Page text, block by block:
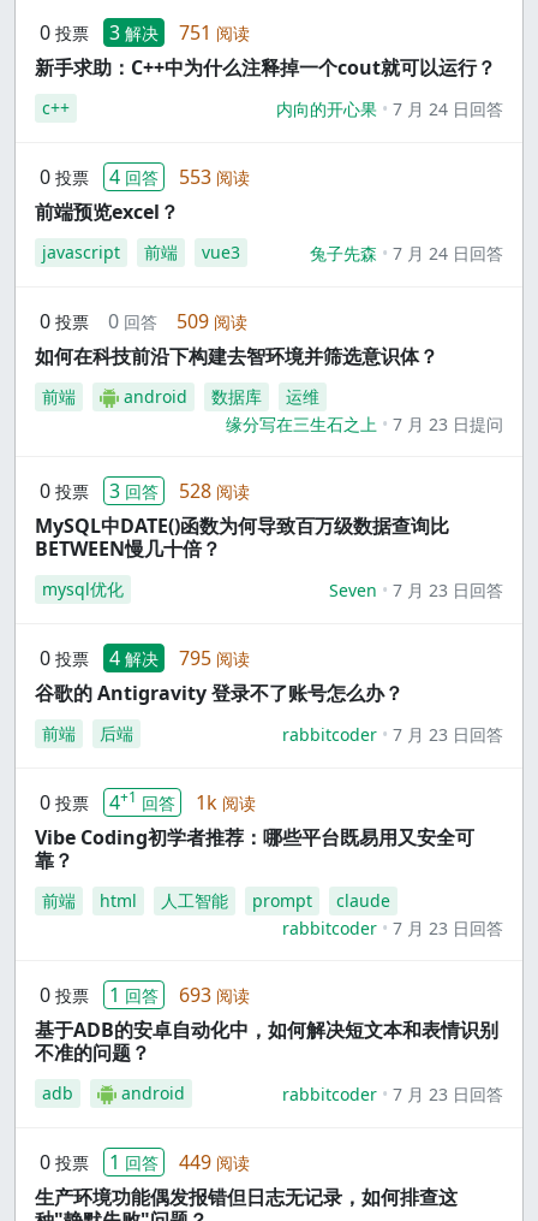
0 投票 3 解决 751 阅读
新手求助：C++中为什么注释掉一个cout就可以运行？
c++ 内向的开心果 7 月 24 日回答
0 投票 4 回答 553 阅读
前端预览excel？
javascript 前端 vue3 兔子先森 7 月 24 日回答
0 投票 0 回答 509 阅读
如何在科技前沿下构建去智环境并筛选意识体？
前端 android 数据库
运维
缘分写在三生石之上
7 月 23 日提问
0 投票 3 回答 528 阅读
MySQL中DATE()函数为何导致百万级数据查询比
BETWEEN慢几十倍？
mysql优化 Seven 7 月 23 日回答
0 投票 4 解决 795 阅读
谷歌的 Antigravity 登录不了账号怎么办？
前端 后端 rabbitcoder 7 月 23 日回答
0 投票 4+1 回答 1k 阅读
Vibe Coding初学者推荐：哪些平台既易用又安全可
靠？
前端 html 人工智能 prompt
claude
rabbitcoder
7 月 23 日回答
0 投票 1 回答 693 阅读
基于ADB的安卓自动化中，如何解决短文本和表情识别
不准的问题？
adb android rabbitcoder 7 月 23 日回答
0 投票 1 回答 449 阅读
生产环境功能偶发报错但日志无记录，如何排查这